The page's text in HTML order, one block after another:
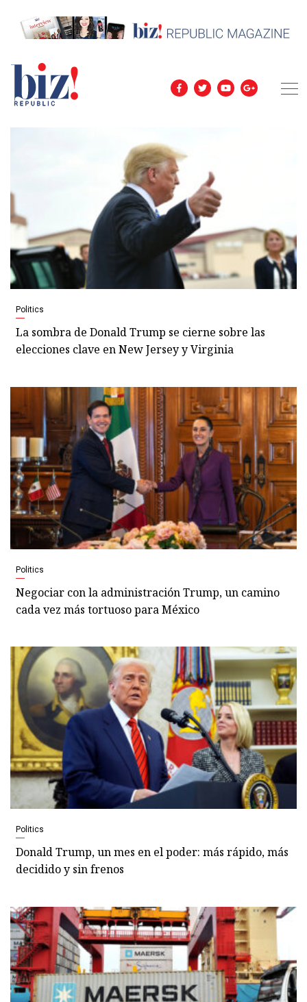
Politics
La sombra de Donald Trump se cierne sobre las
elecciones clave en New Jersey y Virginia
Politics
Negociar con la administración Trump, un camino
cada vez más tortuoso para México
Politics
Donald Trump, un mes en el poder: más rápido, más
decidido y sin frenos